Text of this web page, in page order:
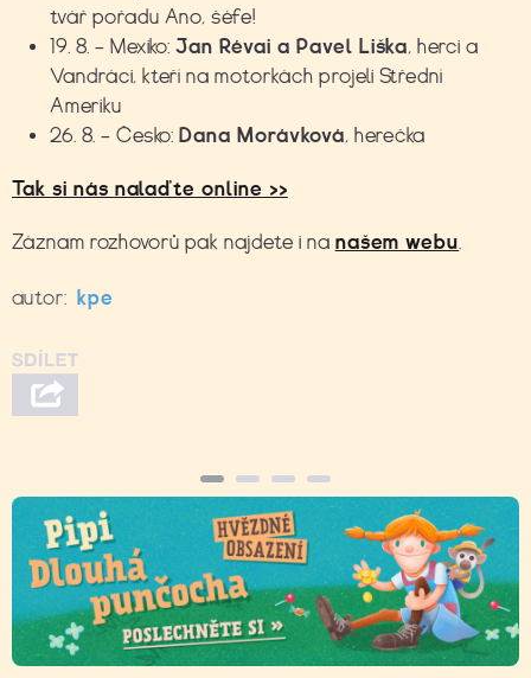
tvář pořadu Ano, šéfe!
19. 8. – Mexiko:Jan Révai a Pavel Liška, herci a
Vandráci, kteří na motorkách projeli Střední
Ameriku
26. 8. – Česko:Dana Morávková, herečka
Tak si nás nalaďte online >>
Záznam rozhovorů pak najdete i na našem webu.
autor: kpe